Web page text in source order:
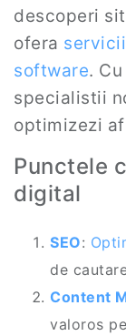
descoperi
ofera
software.
specialistii
optimizezi
Punctele
digital
SEO:
de
Content
valoros